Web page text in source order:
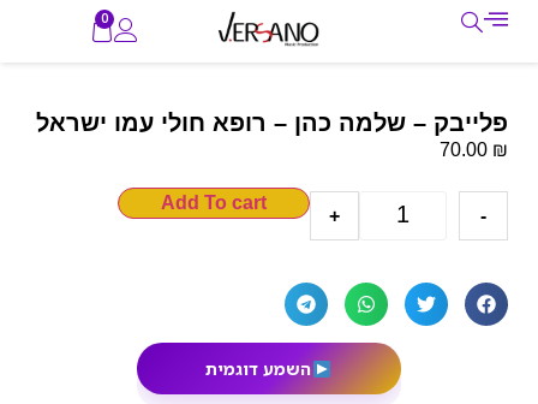
0
פלייבק – שלמה כהן – רופא חולי עמו ישראל
70.00 ₪
-
+
Add To cart
השמע דוגמית